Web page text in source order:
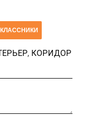
, КОРИДОР